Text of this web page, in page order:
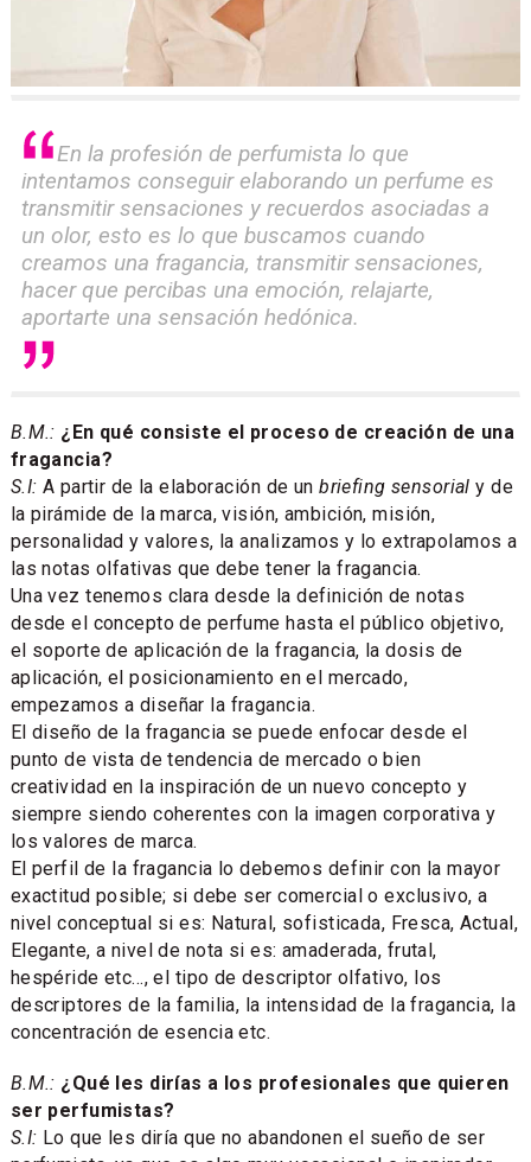
En la profesión de perfumista lo que
intentamos conseguir elaborando un perfume es
transmitir sensaciones y recuerdos asociadas a
un olor, esto es lo que buscamos cuando
creamos una fragancia, transmitir sensaciones,
hacer que percibas una emoción, relajarte,
aportarte una sensación hedónica.
B.M.: ¿En qué consiste el proceso de creación de una
fragancia?
S.I: A partir de la elaboración de unbriefing sensorial y de
la pirámide de la marca, visión, ambición, misión,
personalidad y valores, la analizamos y lo extrapolamos a
las notas olfativas que debe tener la fragancia.
Una vez tenemos clara desde la definición de notas
desde el concepto de perfume hasta el público objetivo,
el soporte de aplicación de la fragancia, la dosis de
aplicación, el posicionamiento en el mercado,
empezamos a diseñar la fragancia.
El diseño de la fragancia se puede enfocar desde el
punto de vista de tendencia de mercado o bien
creatividad en la inspiración de un nuevo concepto y
siempre siendo coherentes con la imagen corporativa y
los valores de marca.
El perfil de la fragancia lo debemos definir con la mayor
exactitud posible; si debe ser comercial o exclusivo, a
nivel conceptual si es: Natural, sofisticada, Fresca, Actual,
Elegante, a nivel de nota si es: amaderada, frutal,
hespéride etc..., el tipo de descriptor olfativo, los
descriptores de la familia, la intensidad de la fragancia, la
concentración de esencia etc.
B.M.: ¿Qué les dirías a los profesionales que quieren
ser perfumistas?
S.I: Lo que les diría que no abandonen el sueño de ser